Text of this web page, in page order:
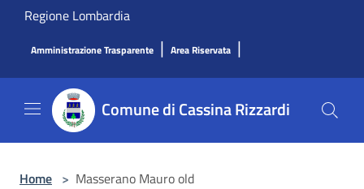
Salta al contenuto principale
Regione Lombardia
Amministrazione Trasparente | Area Riservata |
Comune di Cassina Rizzardi
Home > Masserano Mauro old